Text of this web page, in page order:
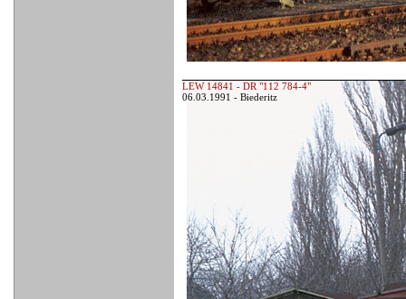
LEW 14841 - DR "112 784-4"
06.03.1991 - Biederitz